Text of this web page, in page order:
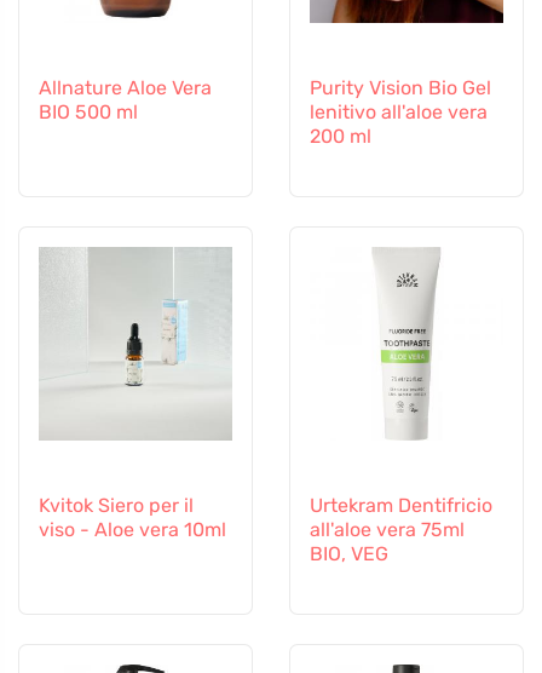
Allnature Aloe Vera
BIO 500 ml
Purity Vision Bio Gel
lenitivo all'aloe vera
200 ml
Kvitok Siero per il
viso - Aloe vera 10ml
Urtekram Dentifricio
all'aloe vera 75ml
BIO, VEG